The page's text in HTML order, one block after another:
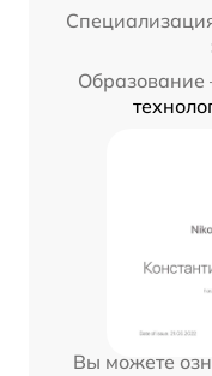
Образование
Вы можете